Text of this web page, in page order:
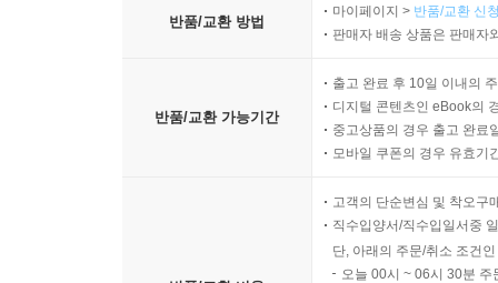
반품/교환 방법
마이페이지 > 반품/교환 신
판매자 배송 상품은 판매자
반품/교환 가능기간
출고 완료 후 10일 이내의
디지털 콘텐츠인 eBook의
중고상품의 경우 출고 완료
모바일 쿠폰의 경우 유효기
고객의 단순변심 및 착오구
직수입양서/직수입일서중
단, 아래의 주문/취소 조건
오늘 00시 ~ 06시 30분